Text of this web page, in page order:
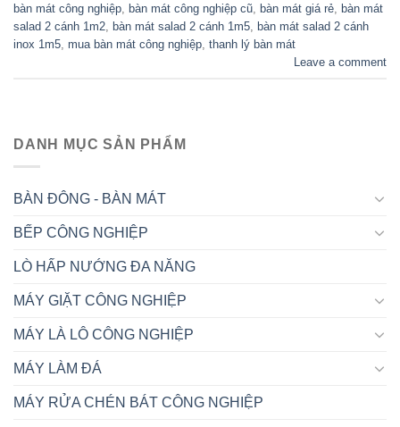
bàn mát công nghiệp bàn mát công nghiệp cũ bàn mát giá rẻ bàn mát
salad 2 cánh 1m2 bàn mát salad 2 cánh 1m5 bàn mát salad 2 cánh
inox 1m5 mua bàn mát công nghiệp thanh lý bàn mát
Leave a comment
DANH MỤC SẢN PHẨM
BÀN ĐÔNG - BÀN MÁT
BẾP CÔNG NGHIỆP
LÒ HẤP NƯỚNG ĐA NĂNG
MÁY GIẶT CÔNG NGHIỆP
MÁY LÀ LÔ CÔNG NGHIỆP
MÁY LÀM ĐÁ
MÁY RỬA CHÉN BÁT CÔNG NGHIỆP